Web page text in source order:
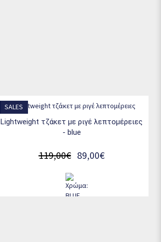
SALES
lightweight τζάκετ με ριγέ λεπτομέρειες
- blue
89,00€
119,00€